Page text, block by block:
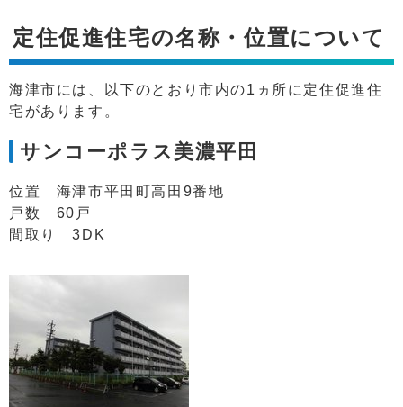
定住促進住宅の名称・位置について
海津市には、以下のとおり市内の1ヵ所に定住促進住
宅があります。
サンコーポラス美濃平田
位置 海津市平田町高田9番地
戸数 60戸
間取り 3DK